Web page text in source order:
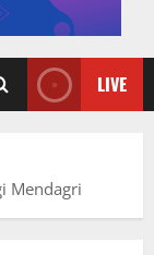
LIVE
Mendagri